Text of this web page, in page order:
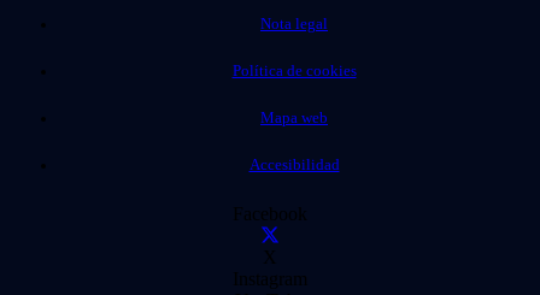
Nota legal
Política de cookies
Mapa web
Accesibilidad
Facebook
X
Instagram